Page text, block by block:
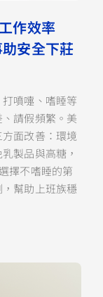
作效率
助安全下莊
噴嚏、嗜睡等
請假頻繁。美
面改善：環境
製品與高糖，
擇不嗜睡的第
幫助上班族穩